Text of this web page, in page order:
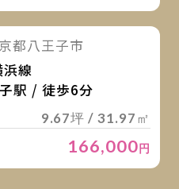
見る
都八王子市
線
駅 / 徒歩6分
9.67坪 / 31.97㎡
166,000円